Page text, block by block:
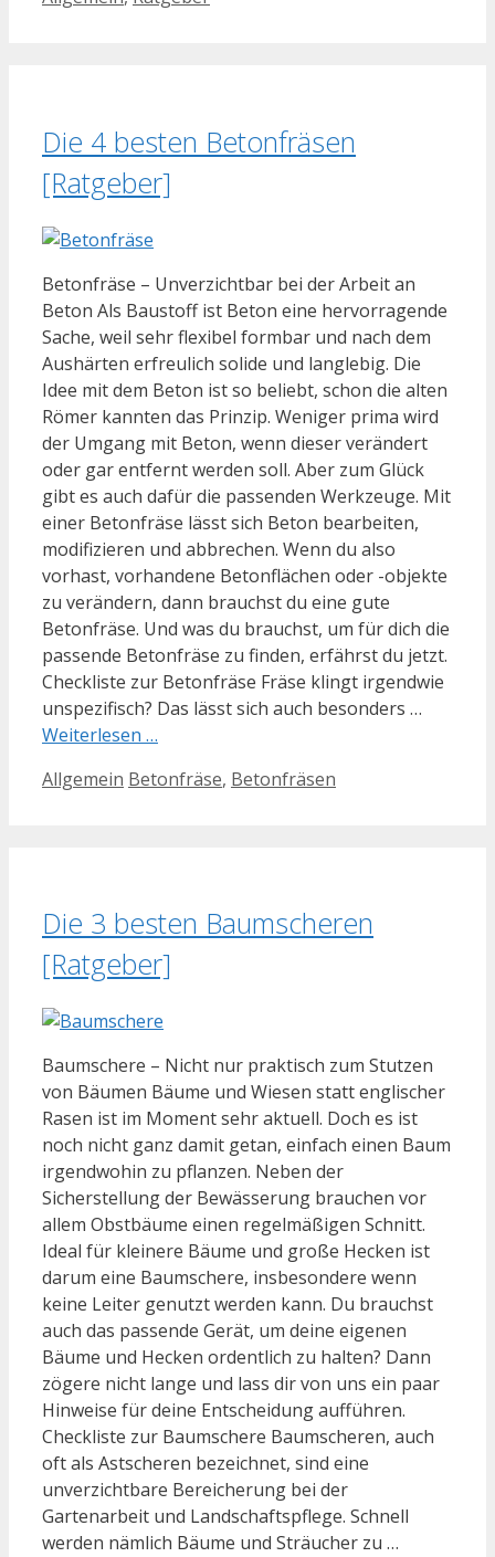
Die 4 besten Betonfräsen
[Ratgeber]
Betonfräse – Unverzichtbar bei der Arbeit an
Beton Als Baustoff ist Beton eine hervorragende
Sache, weil sehr flexibel formbar und nach dem
Aushärten erfreulich solide und langlebig. Die
Idee mit dem Beton ist so beliebt, schon die alten
Römer kannten das Prinzip. Weniger prima wird
der Umgang mit Beton, wenn dieser verändert
oder gar entfernt werden soll. Aber zum Glück
gibt es auch dafür die passenden Werkzeuge. Mit
einer Betonfräse lässt sich Beton bearbeiten,
modifizieren und abbrechen. Wenn du also
vorhast, vorhandene Betonflächen oder -objekte
zu verändern, dann brauchst du eine gute
Betonfräse. Und was du brauchst, um für dich die
passende Betonfräse zu finden, erfährst du jetzt.
Checkliste zur Betonfräse Fräse klingt irgendwie
unspezifisch? Das lässt sich auch besonders …
Weiterlesen …
Kategorien
Allgemein Schlagwörter
Betonfräse, Betonfräsen
Die 3 besten Baumscheren
[Ratgeber]
Baumschere – Nicht nur praktisch zum Stutzen
von Bäumen Bäume und Wiesen statt englischer
Rasen ist im Moment sehr aktuell. Doch es ist
noch nicht ganz damit getan, einfach einen Baum
irgendwohin zu pflanzen. Neben der
Sicherstellung der Bewässerung brauchen vor
allem Obstbäume einen regelmäßigen Schnitt.
Ideal für kleinere Bäume und große Hecken ist
darum eine Baumschere, insbesondere wenn
keine Leiter genutzt werden kann. Du brauchst
auch das passende Gerät, um deine eigenen
Bäume und Hecken ordentlich zu halten? Dann
zögere nicht lange und lass dir von uns ein paar
Hinweise für deine Entscheidung aufführen.
Checkliste zur Baumschere Baumscheren, auch
oft als Astscheren bezeichnet, sind eine
unverzichtbare Bereicherung bei der
Gartenarbeit und Landschaftspflege. Schnell
werden nämlich Bäume und Sträucher zu …